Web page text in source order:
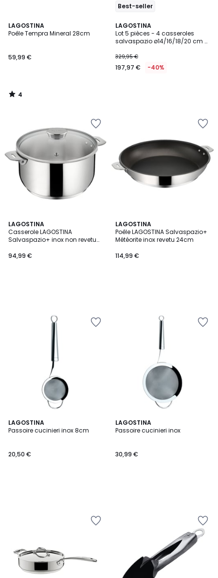
LAGOSTINA
Poêle Tempra Mineral 28cm
59,99 €
4
/
4
/
Best-seller
LAGOSTINA
Lot 5 pièces - 4 casseroles
salvaspazio ø14/16/18/20 cm +
329,95 €
197,97 € -40%
LAGOSTINA
Casserole LAGOSTINA
Salvaspazio+ inox non revetu
94,99 €
LAGOSTINA
Poêle LAGOSTINA Salvaspazio+
Météorite inox revetu 24cm
114,99 €
LAGOSTINA
Passoire cucinieri inox 8cm
20,50 €
LAGOSTINA
Passoire cucinieri inox
30,99 €